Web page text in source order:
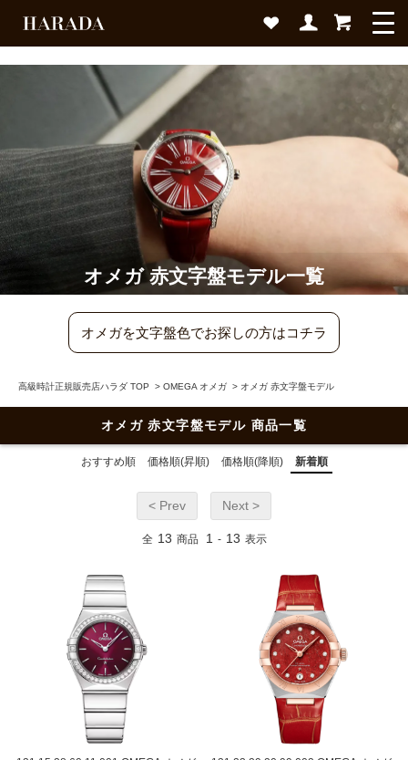
オメガ 赤文字盤モデル一覧
オメガを文字盤色でお探しの方はコチラ
高級時計正規販売店ハラダ TOP > OMEGA オメガ > オメガ 赤文字盤モデル
オメガ 赤文字盤モデル 商品一覧
おすすめ順 価格順(昇順) 価格順(降順) 新着順
< Prev Next >
全 13 商品 1 - 13 表示